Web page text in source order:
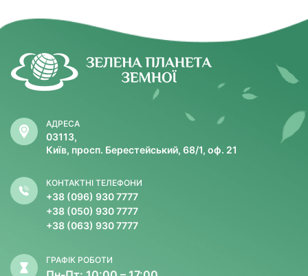
АДРЕСА
03113,
Київ, просп. Берестейський, 68/1, оф. 21
КОНТАКТНІ ТЕЛЕФОНИ
+38 (096) 930 7777
+38 (050) 930 7777
+38 (063) 930 7777
ГРАФІК РОБОТИ